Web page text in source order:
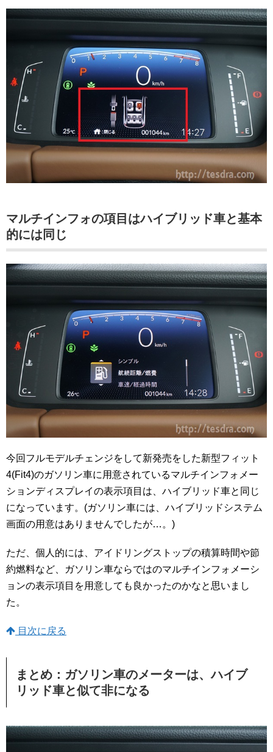
マルチインフォの項目はハイブリッド車と基本
的には同じ
今回フルモデルチェンジをして新発売をした新型フィット
4(Fit4)のガソリン車に用意されているマルチインフォメー
ションディスプレイの表示項目は、ハイブリッド車と同じ
になっています。(ガソリン車には、ハイブリッドシステム
画面の用意はありませんでしたが…。)
ただ、個人的には、アイドリングストップの積算時間や節
約燃料など、ガソリン車ならではのマルチインフォメーシ
ョンの表示項目を用意しても良かったのかなと思いまし
た。
目次に戻る
まとめ：ガソリン車のメーターは、ハイブ
リッド車と似て非になる